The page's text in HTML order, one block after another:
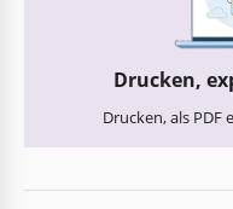
Drucken,
Drucken, als